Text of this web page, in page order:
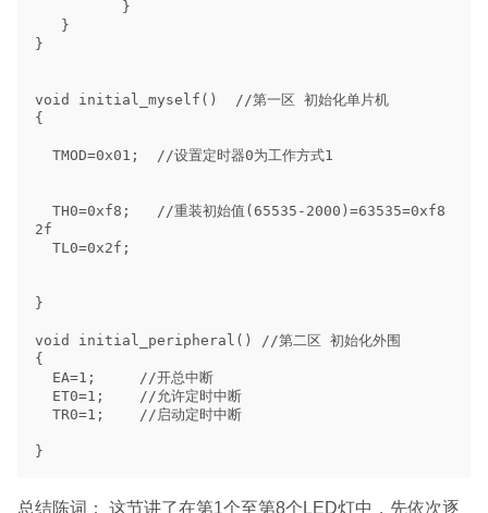
总结陈词： 这节讲了在第1个至第8个LED灯中，先依次逐